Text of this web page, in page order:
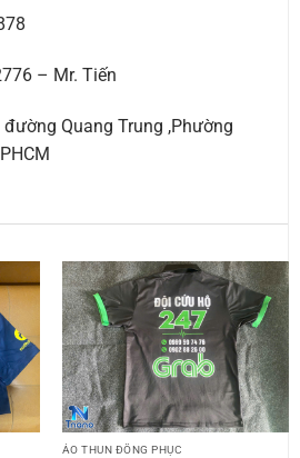
– Mr. Tiến
Quang Trung ,Phường
ÁO THUN ĐỒNG PHỤC